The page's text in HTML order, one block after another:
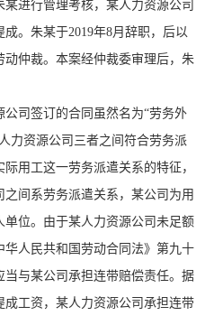
进行管理考核，某人力资源公司
。朱某于2019年8月辞职，后以
仲裁。本案经仲裁委审理后，朱
司签订的合同虽然名为“劳务外
力资源公司三者之间符合劳务派
用工这一劳务派遣关系的特征，
间系劳务派遣关系，某公司为用
位。由于某人力资源公司未足额
人民共和国劳动合同法》第九十
与某公司承担连带赔偿责任。据
工资，某人力资源公司承担连带